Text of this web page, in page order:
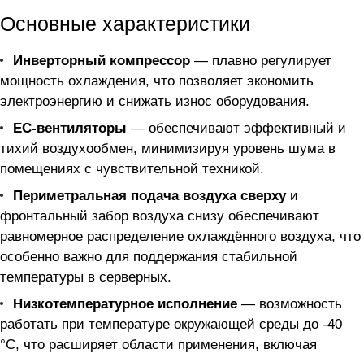
Основные характеристики
Инверторный компрессор — плавно регулирует
мощность охлаждения, что позволяет экономить
электроэнергию и снижать износ оборудования.
EC-вентиляторы — обеспечивают эффективный и
тихий воздухообмен, минимизируя уровень шума в
помещениях с чувствительной техникой.
Периметральная подача воздуха сверхуи
фронтальный забор воздуха снизу обеспечивают
равномерное распределение охлаждённого воздуха, что
особенно важно для поддержания стабильной
температуры в серверных.
Низкотемпературное исполнение — возможность
работать при температуре окружающей среды до -40
°C, что расширяет области применения, включая